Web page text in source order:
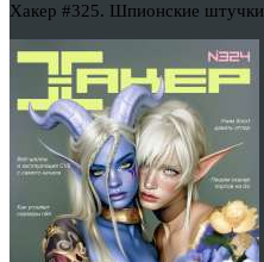
Хакер #325. Шпионские штучки